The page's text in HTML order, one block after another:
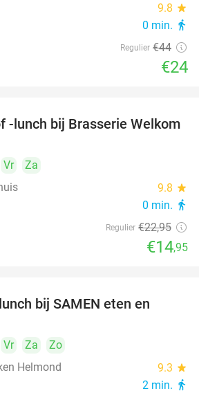
9.8 star
0 min. directions_walk
Regulier €44
€24
35%
-lunch bij Brasserie Welkom
Vr
Za
9.8 star
0 min. directions_walk
Regulier €22,95
€14,95
bij SAMEN eten en
Vr Za
Zo
Helmond
9.3 star
2 min. directions_walk